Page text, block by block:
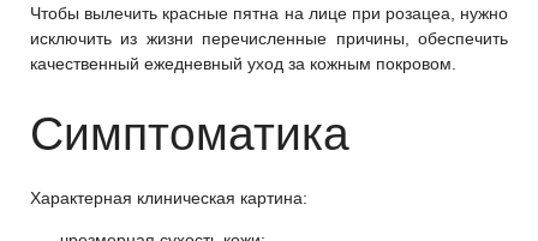
Чтобы вылечить красные пятна на лице при розацеа, нужно
исключить из жизни перечисленные причины, обеспечить
качественный ежедневный уход за кожным покровом.
Симптоматика
Характерная клиническая картина: